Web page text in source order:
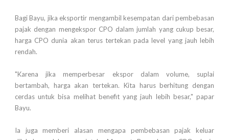
Bagi Bayu, jika eksportir mengambil kesempatan dari pembebasan
pajak dengan mengekspor CPO dalam jumlah yang cukup besar,
harga CPO dunia akan terus tertekan pada level yang jauh lebih
rendah.
"Karena jika memperbesar ekspor dalam volume, suplai
bertambah, harga akan tertekan. Kita harus berhitung dengan
cerdas untuk bisa melihat benefit yang jauh lebih besar," papar
Bayu.
Ia juga memberi alasan mengapa pembebasan pajak keluar